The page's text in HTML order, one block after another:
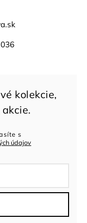
s
údajov